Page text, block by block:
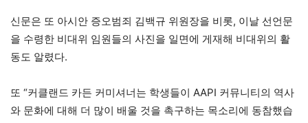
신문은 또 아시안 증오범죄 김백규 위원장을 비롯, 이날 선언문
을 수령한 비대위 임원들의 사진을 일면에 게재해 비대위의 활
동도 알렸다.
또 “커클랜드 카든 커미셔너는 학생들이 AAPI 커뮤니티의 역사
와 문화에 대해 더 많이 배울 것을 촉구하는 목소리에 동참했습